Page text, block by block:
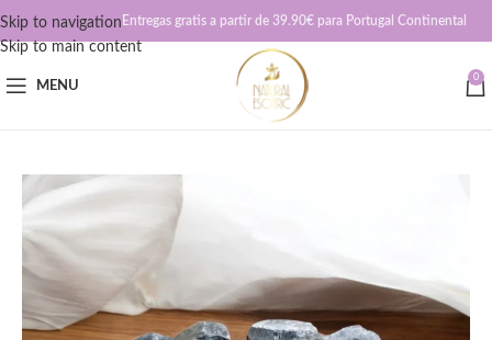
Skip to navigation
Skip to main content
Entregas gratis a partir de 39.90€ para Portugal Continental
MENU
0